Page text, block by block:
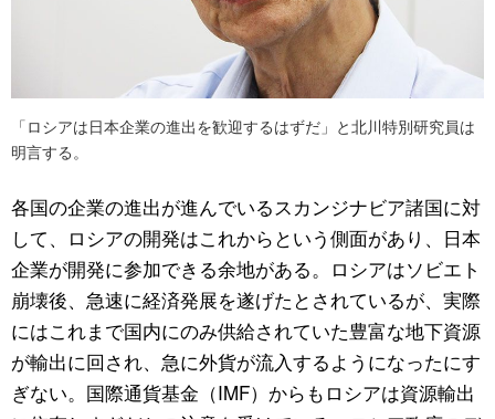
「ロシアは日本企業の進出を歓迎するはずだ」と北川特別研究員は
明言する。
各国の企業の進出が進んでいるスカンジナビア諸国に対
して、ロシアの開発はこれからという側面があり、日本
企業が開発に参加できる余地がある。ロシアはソビエト
崩壊後、急速に経済発展を遂げたとされているが、実際
にはこれまで国内にのみ供給されていた豊富な地下資源
が輸出に回され、急に外貨が流入するようになったにす
ぎない。国際通貨基金（IMF）からもロシアは資源輸出